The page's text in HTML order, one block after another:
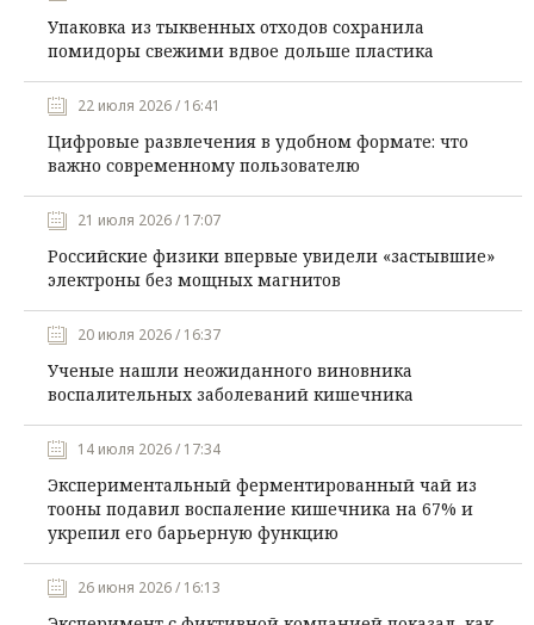
Упаковка из тыквенных отходов сохранила
помидоры свежими вдвое дольше пластика
22 июля 2026 / 16:41
Цифровые развлечения в удобном формате: что
важно современному пользователю
21 июля 2026 / 17:07
Российские физики впервые увидели «застывшие»
электроны без мощных магнитов
20 июля 2026 / 16:37
Ученые нашли неожиданного виновника
воспалительных заболеваний кишечника
14 июля 2026 / 17:34
Экспериментальный ферментированный чай из
тооны подавил воспаление кишечника на 67% и
укрепил его барьерную функцию
26 июня 2026 / 16:13